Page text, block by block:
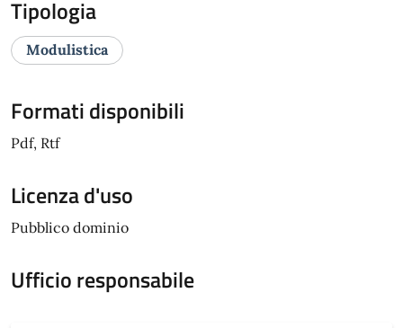
Tipologia
Modulistica
Formati disponibili
Pdf, Rtf
Licenza d'uso
Pubblico dominio
Ufficio responsabile